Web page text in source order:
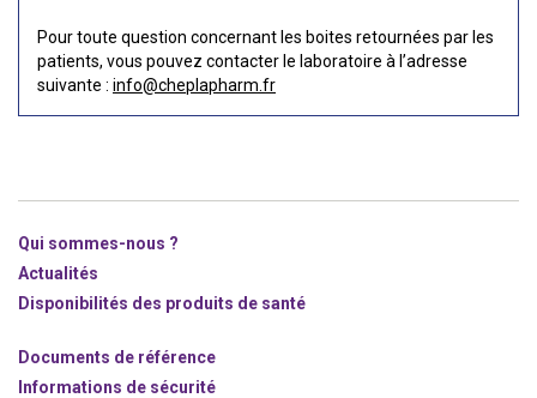
Pour toute question concernant les boites retournées par les
patients, vous pouvez contacter le laboratoire à l’adresse
suivante : info@cheplapharm.fr
Qui sommes-nous ?
Actualités
Disponibilités des produits de santé
Documents de référence
Informations de sécurité